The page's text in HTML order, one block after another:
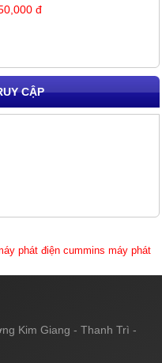
đ
CẬP
phát điện cummins máy phát
Kim Giang - Thanh Trì -